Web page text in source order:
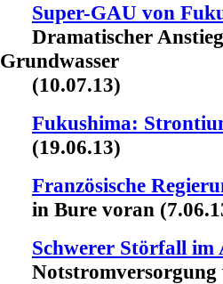
Super-GAU von
Dramatischer
Grundwasser
(10.07.13)
Fukushima:
(19.06.13)
Französische
in Bure voran
Schwerer Störfall
Notstromversorgung